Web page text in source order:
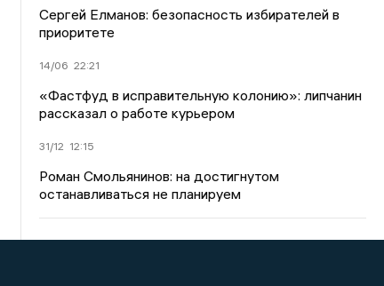
Сергей Елманов: безопасность избирателей в
приоритете
14/06 22:21
«Фастфуд в исправительную колонию»: липчанин
рассказал о работе курьером
31/12 12:15
Роман Смольянинов: на достигнутом
останавливаться не планируем